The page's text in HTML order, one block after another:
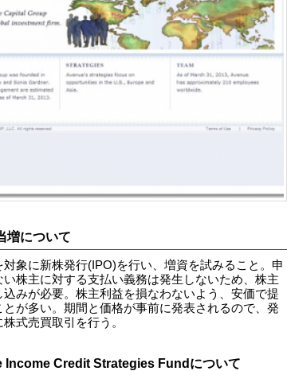
増について
対象に新株発行(IPO)を行い、増資を試みること。申
い株主に対する支払い義務は発生しないため、株主
込みが必要。株主利益を損なわないよう、安価で提
とが多い。期間と価格が事前に発表されるので、発
式売買取引を行う。
Income Credit Strategies Fundについて